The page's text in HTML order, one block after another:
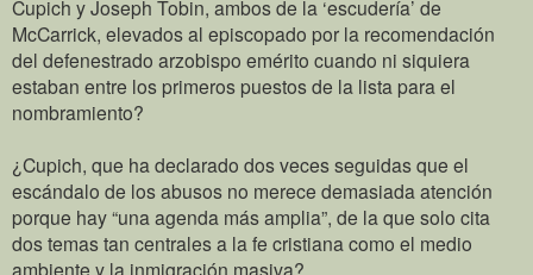
Cupich y Joseph Tobin, ambos de la ‘escudería’ de
McCarrick, elevados al episcopado por la recomendación
del defenestrado arzobispo emérito cuando ni siquiera
estaban entre los primeros puestos de la lista para el
nombramiento?
¿Cupich, que ha declarado dos veces seguidas que el
escándalo de los abusos no merece demasiada atención
porque hay “una agenda más amplia”, de la que solo cita
dos temas tan centrales a la fe cristiana como el medio
ambiente y la inmigración masiva?